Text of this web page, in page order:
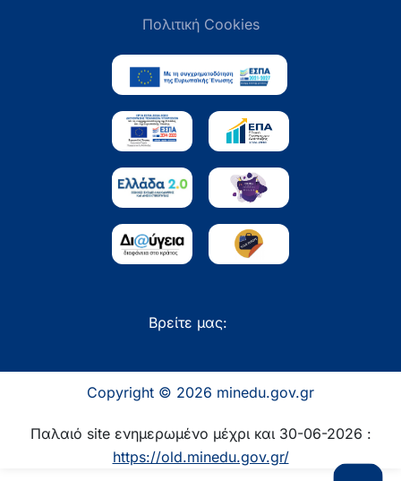
Πολιτική Cookies
Βρείτε μας:
Copyright © 2026 minedu.gov.gr
Παλαιό site ενημερωμένο μέχρι και 30-06-2026 :
https://old.minedu.gov.gr/
Επιστροφή